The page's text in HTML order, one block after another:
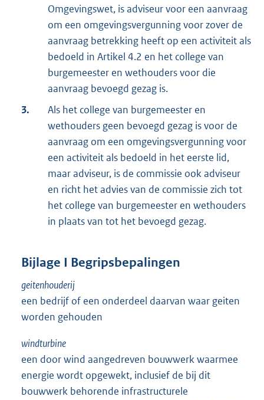
Omgevingswet, is adviseur voor een aanvraag
om een omgevingsvergunning voor zover de
aanvraag betrekking heeft op een activiteit als
bedoeld in Artikel 4.2 en het college van
burgemeester en wethouders voor die
aanvraag bevoegd gezag is.
3.
Als het college van burgemeester en
wethouders geen bevoegd gezag is voor de
aanvraag om een omgevingsvergunning voor
een activiteit als bedoeld in het eerste lid,
maar adviseur, is de commissie ook adviseur
en richt het advies van de commissie zich tot
het college van burgemeester en wethouders
in plaats van tot het bevoegd gezag.
Bijlage I Begripsbepalingen
geitenhouderij
een bedrijf of een onderdeel daarvan waar geiten
worden gehouden
windturbine
een door wind aangedreven bouwwerk waarmee
energie wordt opgewekt, inclusief de bij dit
bouwwerk behorende infrastructurele